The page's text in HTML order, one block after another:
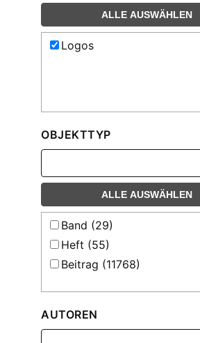
ALLE AUSWÄHLEN
Logos
OBJEKTTYP
ALLE AUSWÄHLEN
Band (29)
Heft (55)
Beitrag (11768)
AUTOREN